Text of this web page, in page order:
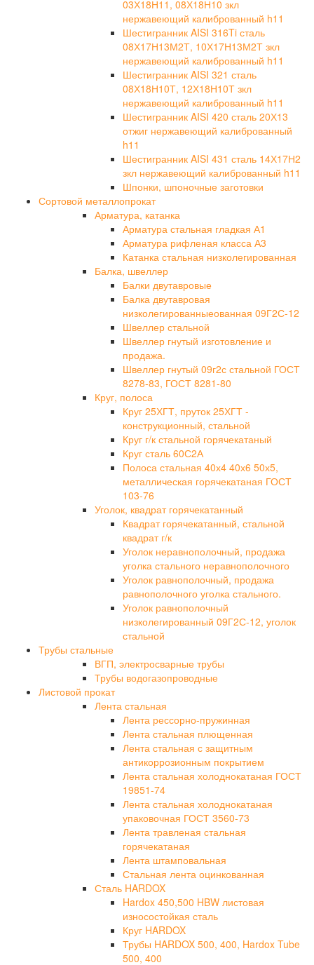
03Х18Н11, 08Х18Н10 зкл
нержавеющий калиброванный h11
Шестигранник AISI 316Ti сталь
08Х17Н13М2Т, 10Х17Н13М2Т зкл
нержавеющий калиброванный h11
Шестигранник AISI 321 сталь
08Х18Н10Т, 12Х18Н10Т зкл
нержавеющий калиброванный h11
Шестигранник AISI 420 сталь 20Х13
отжиг нержавеющий калиброванный
h11
Шестигранник AISI 431 сталь 14Х17Н2
зкл нержавеющий калиброванный h11
Шпонки, шпоночные заготовки
Сортовой металлопрокат
Арматура, катанка
Арматура стальная гладкая А1
Арматура рифленая класса А3
Катанка стальная низколегированная
Балка, швеллер
Балки двутавровые
Балка двутавровая
низколегированныеованная 09Г2С-12
Швеллер стальной
Швеллер гнутый изготовление и
продажа.
Швеллер гнутый 09г2с стальной ГОСТ
8278-83, ГОСТ 8281-80
Круг, полоса
Круг 25ХГТ, пруток 25ХГТ -
конструкционный, стальной
Круг г/к стальной горячекатаный
Круг сталь 60С2А
Полоса стальная 40х4 40х6 50х5,
металлическая горячекатаная ГОСТ
103-76
Уголок, квадрат горячекатанный
Квадрат горячекатанный, стальной
квадрат г/к
Уголок неравнополочный, продажа
уголка стального неравнополочного
Уголок равнополочный, продажа
равнополочного уголка стального.
Уголок равнополочный
низколегированный 09Г2С-12, уголок
стальной
Трубы стальные
ВГП, электросварные трубы
Трубы водогазопроводные
Листовой прокат
Лента стальная
Лента рессорно-пружинная
Лента стальная плющенная
Лента стальная с защитным
антикоррозионным покрытием
Лента стальная холоднокатаная ГОСТ
19851-74
Лента стальная холоднокатаная
упаковочная ГОСТ 3560-73
Лента травленая стальная
горячекатаная
Лента штамповальная
Стальная лента оцинкованная
Сталь HARDOX
Hardox 450,500 HBW листовая
износостойкая сталь
Круг HARDOX
Трубы HARDOX 500, 400, Hardox Tube
500, 400